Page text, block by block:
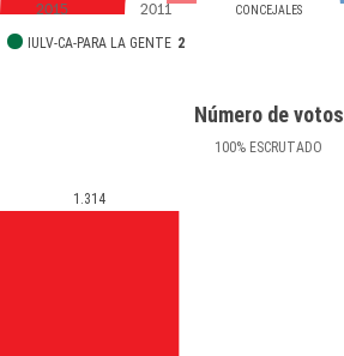
CONCEJALES
IULV-CA-PARA LA GENTE 2
2015 2011
Número de votos
100% ESCRUTADO
1.314